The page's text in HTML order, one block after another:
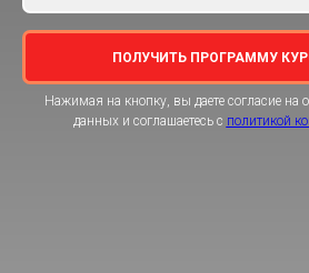
ПОЛУЧИТЬ ПРОГРАММУ
Нажимая на кнопку, вы даете согласие на
данных и соглашаетесь c политикой